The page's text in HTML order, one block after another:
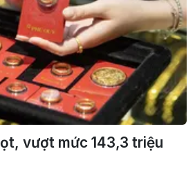
vượt mức 143,3 triệu